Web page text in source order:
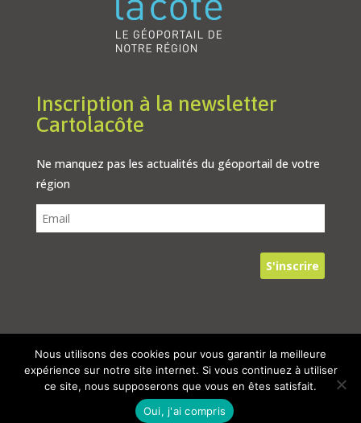
Inscription à la newsletter
Cartolacôte
Ne manquez pas les actualités du géoportail de votre
région
© 2024, Tous droits réservés – Cartolacôte
Nous utilisons des cookies pour vous garantir la meilleure
expérience sur notre site internet. Si vous continuez à utiliser
ce site, nous supposerons que vous en êtes satisfait.
Oui, j'ai compris